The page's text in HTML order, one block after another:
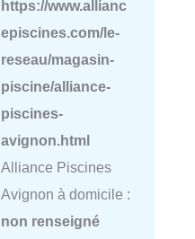
https://www.allianc
episcines.com/le-
reseau/magasin-
piscine/alliance-
piscines-
avignon.html
Alliance Piscines
Avignon à domicile :
non renseigné